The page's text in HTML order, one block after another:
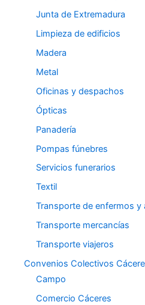
Junta de Extremadura
Limpieza de edificios
Madera
Metal
Oficinas y despachos
Ópticas
Panadería
Pompas fúnebres
Servicios funerarios
Textil
Transporte de enfermos y
Transporte mercancías
Transporte viajeros
Convenios Colectivos
Campo
Comercio Cáceres